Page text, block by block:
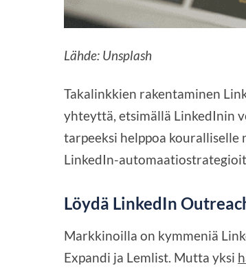
Lähde: Unsplash
Takalinkkien rakentaminen
yhteyttä, etsimällä LinkedInin
tarpeeksi helppoa
LinkedIn-
Löydä LinkedIn
Markkinoilla on kymmeniä
Expandi ja Lemlist. Mutta yksi